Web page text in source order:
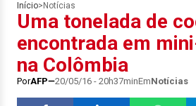
Início> Notícias
Uma tonelada de
encontrada em
na Colômbia
PorAFP 20/05/16 - 20h37minEmNotícias